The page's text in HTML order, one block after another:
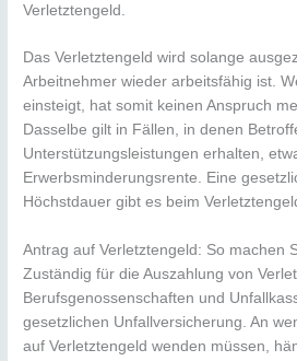
Verletztengeld.
Das Verletztengeld wird solange
Arbeitnehmer wieder arbeitsfähig ist.
einsteigt, hat somit keinen Anspruch
Dasselbe gilt in Fällen, in denen
Unterstützungsleistungen erhalten,
Erwerbsminderungsrente. Eine
Höchstdauer gibt es beim
Antrag auf Verletztengeld: So machen
Zuständig für die Auszahlung von
Berufsgenossenschaften und
gesetzlichen Unfallversicherung. An
auf Verletztengeld wenden müssen,